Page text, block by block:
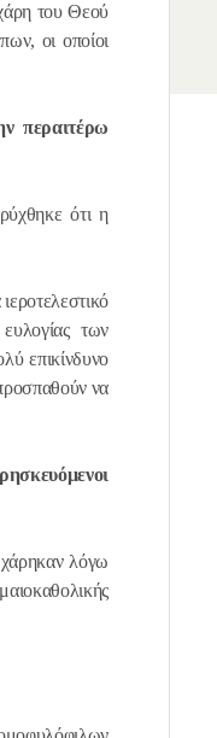
του Θεού
οι οποίοι
περαιτέρω
ότι η
των
επικίνδυνο
να
λόγω
ΤΗΝ
ΤΟΥ
ΙΛΑΡΩΝΑ
ΤΗΣ
ΤΣΕΧΙΑΣ ΚΑΙ
ΑΓΙΟΥ ΣΕΡΓΙΟΥ
ΙΛΑΡΙΩΝΑ
ΝΑΟ ΑΓΙΟΥ